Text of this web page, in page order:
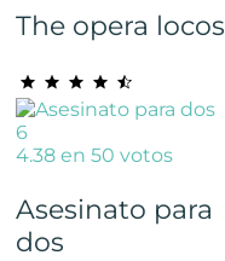
The opera locos
6
4.38 en 50 votos
Asesinato para
dos